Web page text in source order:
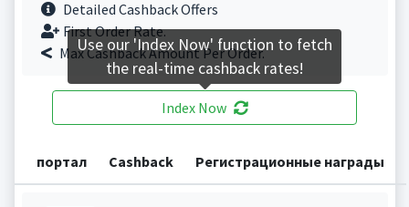
Detailed Cashback Offers
First Order Rate.
Max Cashback Amount Per Order.
Index Now
портал Cashback Регистрационные награды
Use our 'Index Now' function to fetch
the real-time cashback rates!